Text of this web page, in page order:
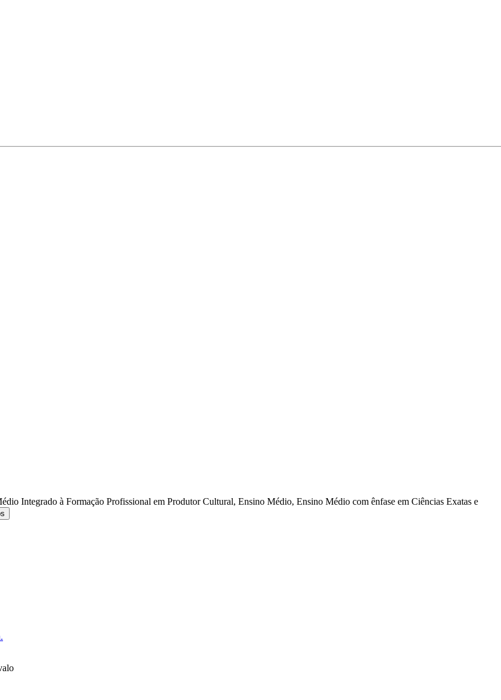
Integrado à Formação Profissional em Produtor Cultural, Ensino Médio, Ensino Médio com ênfase em Ciências Exatas e